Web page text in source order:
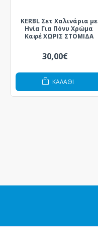
KERBL Σετ Χαλινάρια με
Ηνία Για Πόνυ Χρώμα
Καφέ ΧΩΡΙΣ ΣΤΟΜΙΔΑ
30,00€
ΚΑΛΆΘΙ